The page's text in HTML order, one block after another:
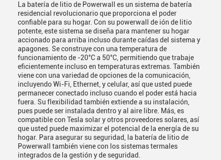
La batería de litio de Powerwall es un sistema de batería
residencial revolucionario que proporciona el poder
confiable para su hogar. Con su powerwall de ión de litio
potente, este sistema se diseña para mantener su hogar
accionado para arriba incluso durante caídas del sistema y
apagones. Se construye con una temperatura de
funcionamiento de -20°C a 50°C, permitiendo que trabaje
eficientemente incluso en temperaturas extremas. También
viene con una variedad de opciones de la comunicación,
incluyendo Wi-Fi, Ethernet, y celular, así que usted puede
permanecer conectado incluso cuando el poder está hacia
fuera. Su flexibilidad también extiende a su instalación,
pues puede ser instalada dentro y al aire libre. Más, es
compatible con Tesla solar y otros proveedores solares, así
que usted puede maximizar el potencial de la energía de su
hogar. Para asegurar su seguridad, la batería de litio de
Powerwall también viene con los sistemas termales
integrados de la gestión y de seguridad.